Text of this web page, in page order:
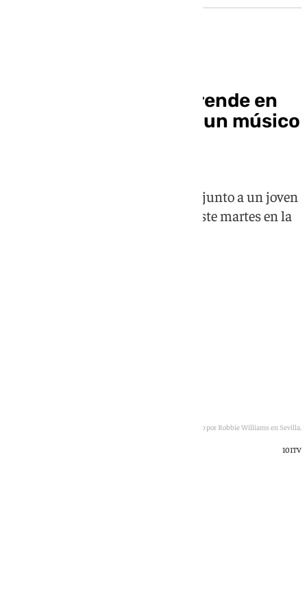
Robbie Williams sorprende en
Sevilla cantando con un músico
El artista británico cantó 'Angels' junto a un joven
músico antes de su concierto de este martes en la
Varias capturas del momento protagonizado por Robbie Williams en Sevilla.
101TV